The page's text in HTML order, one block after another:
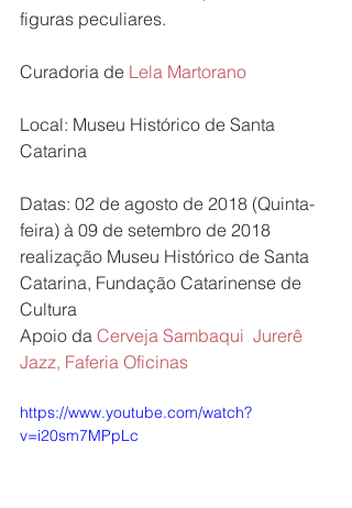
figuras peculiares.
Curadoria de Lela Martorano
Local: Museu Histórico de Santa
Catarina
Datas: 02 de agosto de 2018 (Quinta-
feira) à 09 de setembro de 2018
realização Museu Histórico de Santa
Catarina, Fundação Catarinense de
Cultura
Apoio da Cerveja Sambaqui Jurerê
Jazz, Faferia Oficinas
https://www.youtube.com/watch?
v=i20sm7MPpLc